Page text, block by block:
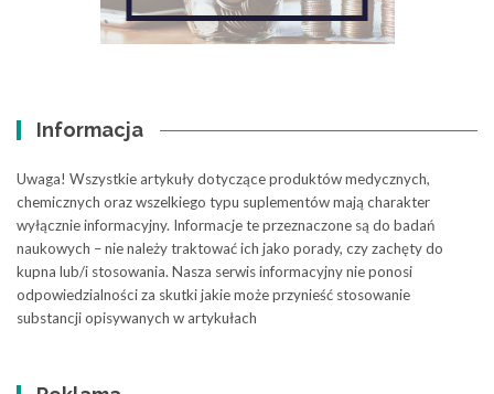
Informacja
Uwaga! Wszystkie artykuły dotyczące produktów medycznych,
chemicznych oraz wszelkiego typu suplementów mają charakter
wyłącznie informacyjny. Informacje te przeznaczone są do badań
naukowych – nie należy traktować ich jako porady, czy zachęty do
kupna lub/i stosowania. Nasza serwis informacyjny nie ponosi
odpowiedzialności za skutki jakie może przynieść stosowanie
substancji opisywanych w artykułach